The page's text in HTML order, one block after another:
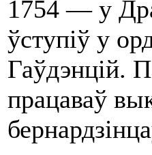
1754 — у
ўступіў у
Гаўдэнцій.
працаваў